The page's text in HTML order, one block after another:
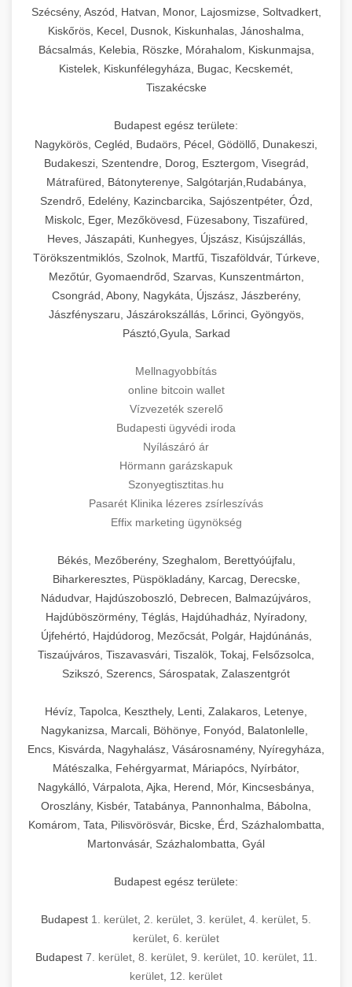
Szécsény, Aszód, Hatvan, Monor, Lajosmizse, Soltvadkert,
Kiskőrös, Kecel, Dusnok, Kiskunhalas, Jánoshalma,
Bácsalmás, Kelebia, Röszke, Mórahalom, Kiskunmajsa,
Kistelek, Kiskunfélegyháza, Bugac, Kecskemét,
Tiszakécske
Budapest egész területe:
Nagykörös, Cegléd, Budaörs, Pécel, Gödöllő, Dunakeszi,
Budakeszi, Szentendre, Dorog, Esztergom, Visegrád,
Mátrafüred, Bátonyterenye, Salgótarján,Rudabánya,
Szendrő, Edelény, Kazincbarcika, Sajószentpéter, Ózd,
Miskolc, Eger, Mezőkövesd, Füzesabony, Tiszafüred,
Heves, Jászapáti, Kunhegyes, Újszász, Kisújszállás,
Törökszentmiklós, Szolnok, Martfű, Tiszaföldvár, Túrkeve,
Mezőtúr, Gyomaendrőd, Szarvas, Kunszentmárton,
Csongrád, Abony, Nagykáta, Újszász, Jászberény,
Jászfényszaru, Jászárokszállás, Lőrinci, Gyöngyös,
Pásztó,Gyula, Sarkad
Mellnagyobbítás
online bitcoin wallet
Vízvezeték szerelő
Budapesti ügyvédi iroda
Nyílászáró ár
Hörmann garázskapuk
Szonyegtisztitas.hu
Pasarét Klinika lézeres zsírleszívás
Effix marketing ügynökség
Békés, Mezőberény, Szeghalom, Berettyóújfalu,
Biharkeresztes, Püspökladány, Karcag, Derecske,
Nádudvar, Hajdúszoboszló, Debrecen, Balmazújváros,
Hajdúböszörmény, Téglás, Hajdúhadház, Nyíradony,
Újfehértó, Hajdúdorog, Mezőcsát, Polgár, Hajdúnánás,
Tiszaújváros, Tiszavasvári, Tiszalök, Tokaj, Felsőzsolca,
Szikszó, Szerencs, Sárospatak, Zalaszentgrót
Hévíz, Tapolca, Keszthely, Lenti, Zalakaros, Letenye,
Nagykanizsa, Marcali, Böhönye, Fonyód, Balatonlelle,
Encs, Kisvárda, Nagyhalász, Vásárosnamény, Nyíregyháza,
Mátészalka, Fehérgyarmat, Máriapócs, Nyírbátor,
Nagykálló, Várpalota, Ajka, Herend, Mór, Kincsesbánya,
Oroszlány, Kisbér, Tatabánya, Pannonhalma, Bábolna,
Komárom, Tata, Pilisvörösvár, Bicske, Érd, Százhalombatta,
Martonvásár, Százhalombatta, Gyál
Budapest egész területe:
Budapest 1. kerület 2. kerület 3. kerület 4. kerület 5.
kerület 6. kerület
Budapest 7. kerület, 8. kerület, 9. kerület, 10. kerület, 11.
kerület 12. kerület